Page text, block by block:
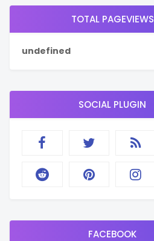
TOTAL PAGEVIEWS
undefined
SOCIAL PLUGIN
FACEBOOK